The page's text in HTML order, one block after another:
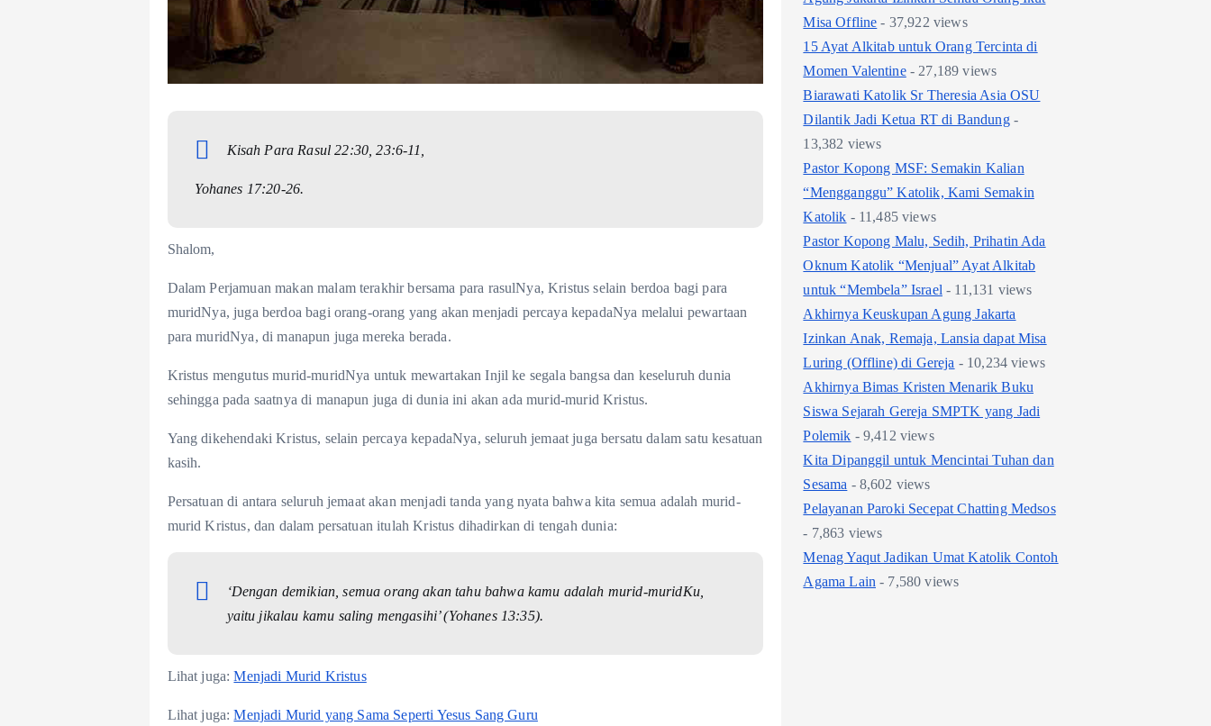
Kisah Para Rasul 22:30, 23:6-11,
Yohanes 17:20-26.
Shalom,
Dalam Perjamuan makan malam terakhir bersama para rasulNya, Kristus selain berdoa bagi para
muridNya, juga berdoa bagi orang-orang yang akan menjadi percaya kepadaNya melalui pewartaan
para muridNya, di manapun juga mereka berada.
Kristus mengutus murid-muridNya untuk mewartakan Injil ke segala bangsa dan keseluruh dunia
sehingga pada saatnya di manapun juga di dunia ini akan ada murid-murid Kristus.
Yang dikehendaki Kristus, selain percaya kepadaNya, seluruh jemaat juga bersatu dalam satu kesatuan
kasih.
Persatuan di antara seluruh jemaat akan menjadi tanda yang nyata bahwa kita semua adalah murid-
murid Kristus, dan dalam persatuan itulah Kristus dihadirkan di tengah dunia:
‘Dengan demikian, semua orang akan tahu bahwa kamu adalah murid-muridKu,
yaitu jikalau kamu saling mengasihi’ (Yohanes 13:35).
Lihat juga:Menjadi Murid Kristus
Lihat juga:Menjadi Murid yang Sama Seperti Yesus Sang Guru
Misa Offline - 37,922 views
15 Ayat Alkitab untuk Orang Tercinta di
Momen Valentine- 27,189 views
Biarawati Katolik Sr Theresia Asia OSU
Dilantik Jadi Ketua RT di Bandung-
13,382 views
Pastor Kopong MSF: Semakin Kalian
“Mengganggu” Katolik, Kami Semakin
Katolik - 11,485 views
Pastor Kopong Malu, Sedih, Prihatin Ada
Oknum Katolik “Menjual” Ayat Alkitab
untuk “Membela” Israel - 11,131 views
Akhirnya Keuskupan Agung Jakarta
Izinkan Anak, Remaja, Lansia dapat Misa
Luring (Offline) di Gereja - 10,234 views
Akhirnya Bimas Kristen Menarik Buku
Siswa Sejarah Gereja SMPTK yang Jadi
Polemik - 9,412 views
Kita Dipanggil untuk Mencintai Tuhan dan
Sesama - 8,602 views
Pelayanan Paroki Secepat Chatting Medsos
- 7,863 views
Menag Yaqut Jadikan Umat Katolik Contoh
Agama Lain - 7,580 views